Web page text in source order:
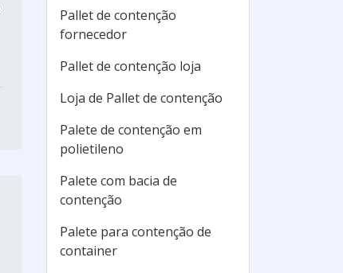
Pallet de contenção
fornecedor
Pallet de contenção loja
Loja de Pallet de contenção
Palete de contenção em
polietileno
Palete com bacia de
contenção
Palete para contenção de
container